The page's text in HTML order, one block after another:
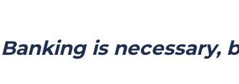
Banking is necessary,